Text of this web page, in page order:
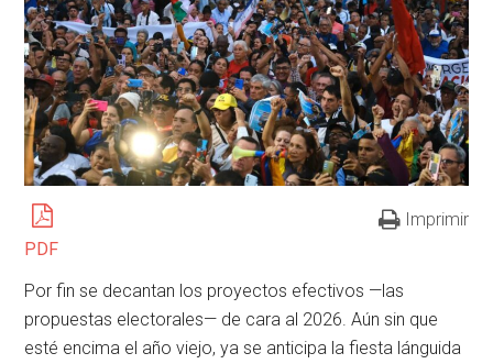
PDF
Imprimir
Por fin se decantan los proyectos efectivos —las
propuestas electorales— de cara al 2026. Aún sin que
esté encima el año viejo, ya se anticipa la fiesta lánguida